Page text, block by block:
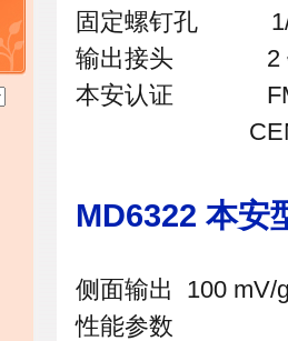
固定螺钉孔 1/
输出接头 2 针
本安认证 FM/
CENELEC
MD6322 本安
侧面输出 100 mV/
性能参数